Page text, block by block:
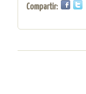
Compartir: